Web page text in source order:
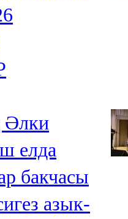
Әлки
елда
бакчасы
азык-